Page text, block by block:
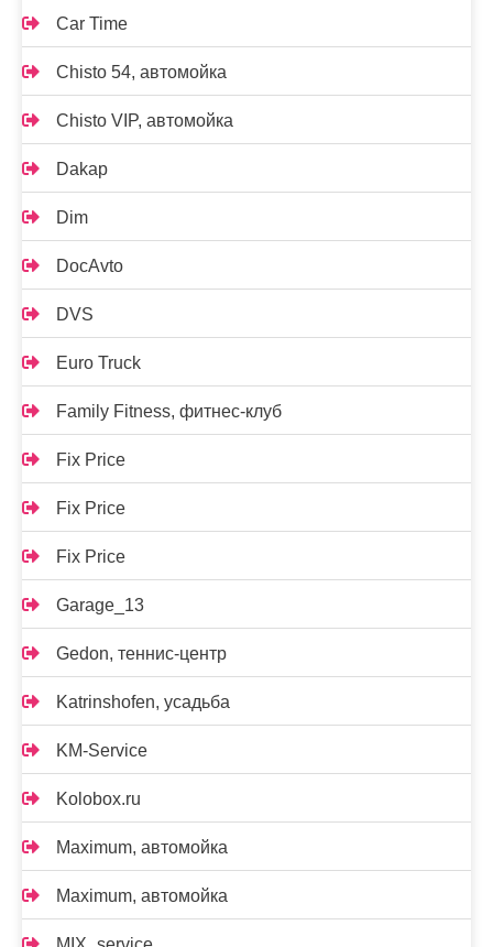
Car Time
Chisto 54, автомойка
Chisto VIP, автомойка
Dakap
Dim
DocAvto
DVS
Euro Truck
Family Fitness, фитнес-клуб
Fix Price
Fix Price
Fix Price
Garage_13
Gedon, теннис-центр
Katrinshofen, усадьба
KM-Service
Kolobox.ru
Maximum, автомойка
Maximum, автомойка